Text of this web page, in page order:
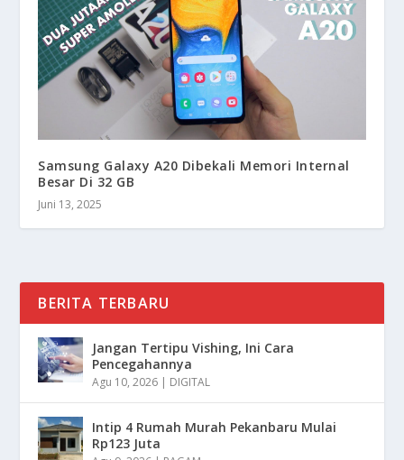
Samsung Galaxy A20 Dibekali Memori Internal
Besar Di 32 GB
Juni 13, 2025
BERITA TERBARU
Jangan Tertipu Vishing, Ini Cara
Pencegahannya
Agu 10, 2026 | DIGITAL
Intip 4 Rumah Murah Pekanbaru Mulai
Rp123 Juta